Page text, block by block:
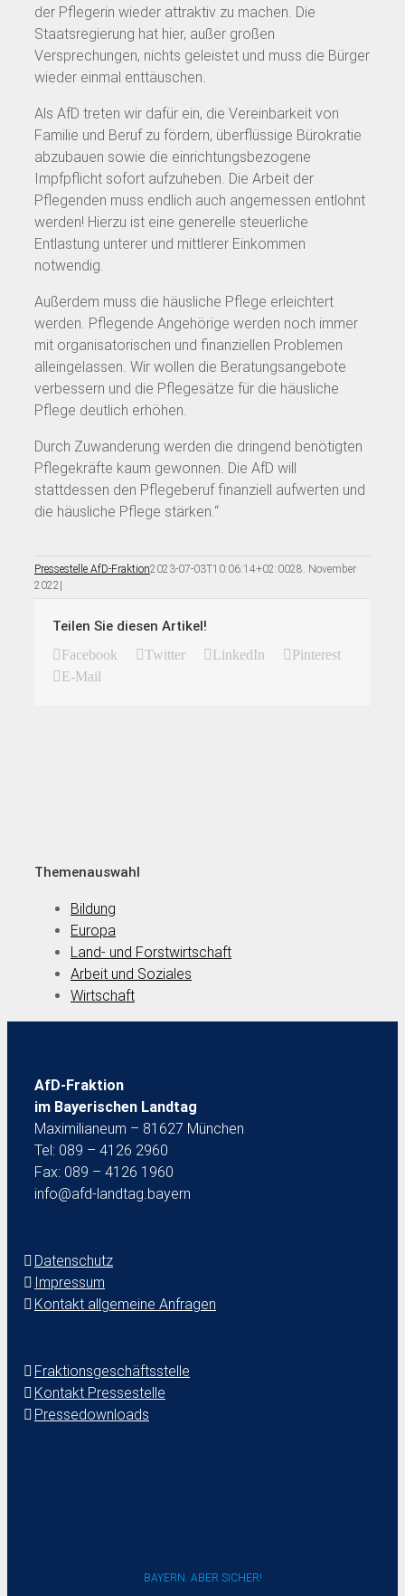
der Pflegerin wieder attraktiv zu machen. Die
Staatsregierung hat hier, außer großen
Versprechungen, nichts geleistet und muss die Bürger
wieder einmal enttäuschen.
Als AfD treten wir dafür ein, die Vereinbarkeit von
Familie und Beruf zu fördern, überflüssige Bürokratie
abzubauen sowie die einrichtungsbezogene
Impfpflicht sofort aufzuheben. Die Arbeit der
Pflegenden muss endlich auch angemessen entlohnt
werden! Hierzu ist eine generelle steuerliche
Entlastung unterer und mittlerer Einkommen
notwendig.
Außerdem muss die häusliche Pflege erleichtert
werden. Pflegende Angehörige werden noch immer
mit organisatorischen und finanziellen Problemen
alleingelassen. Wir wollen die Beratungsangebote
verbessern und die Pflegesätze für die häusliche
Pflege deutlich erhöhen.
Durch Zuwanderung werden die dringend benötigten
Pflegekräfte kaum gewonnen. Die AfD will
stattdessen den Pflegeberuf finanziell aufwerten und
die häusliche Pflege stärken.“
Pressestelle AfD-Fraktion2023-07-03T10:06:14+02:0028. November
2022 |
Teilen Sie diesen Artikel!
Facebook Twitter LinkedIn
Pinterest
E-Mail
Themenauswahl
Bildung
Europa
Land- und Forstwirtschaft
Arbeit und Soziales
Wirtschaft
AfD-Fraktion
im Bayerischen Landtag
Maximilianeum – 81627 München
Tel: 089 – 4126 2960
Fax: 089 – 4126 1960
info@afd-landtag.bayern
Datenschutz
Impressum
Kontakt allgemeine Anfragen
Fraktionsgeschäftsstelle
Kontakt Pressestelle
Pressedownloads
BAYERN. ABER SICHER!